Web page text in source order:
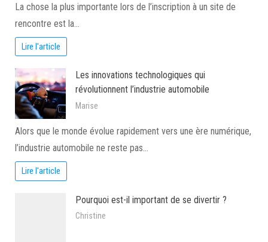
La chose la plus importante lors de l’inscription à un site de
rencontre est la…
Lire l'article
Les innovations technologiques qui
révolutionnent l’industrie automobile
Marise
Alors que le monde évolue rapidement vers une ère numérique,
l’industrie automobile ne reste pas…
Lire l'article
Pourquoi est-il important de se divertir ?
Christine